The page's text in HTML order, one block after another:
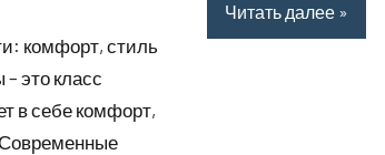
комфорт, стиль
это класс
в себе комфорт,
Читать далее